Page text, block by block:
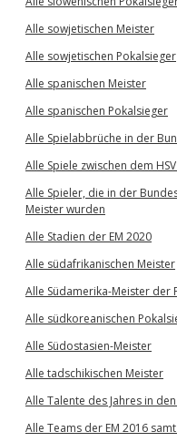
Alle sowjetischen Meister
Alle sowjetischen Pokalsieger
Alle spanischen Meister
Alle spanischen Pokalsieger
Alle Spielabbrüche in der
Alle Spiele zwischen dem
Alle Spieler, die in der
Meister wurden
Alle Stadien der EM 2020
Alle südafrikanischen Meister
Alle Südamerika-Meister der
Alle südkoreanischen
Alle Südostasien-Meister
Alle tadschikischen Meister
Alle Talente des Jahres in
Alle Teams der EM 2016